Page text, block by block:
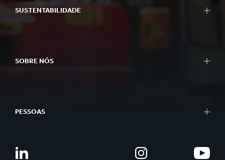
SUSTENTABILIDADE
SOBRE NÓS
PESSOAS